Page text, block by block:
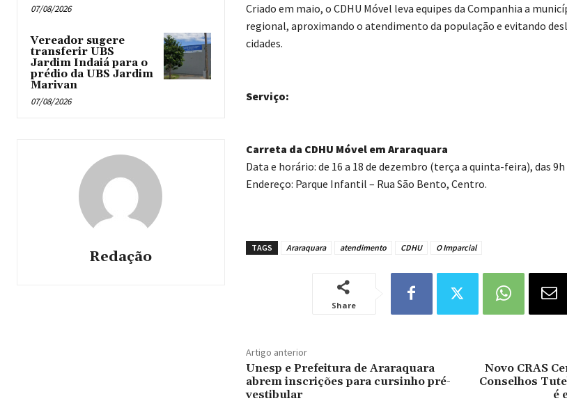
07/08/2026
Vereador sugere
transferir UBS
Jardim Indaiá para o
prédio da UBS Jardim
Marivan
07/08/2026
Redação
Criado em maio, o CDHU Móvel leva equipes da Companhia a
regional, aproximando o atendimento da população e evitando
cidades.
Serviço:
Carreta da CDHU Móvel em Araraquara
Data e horário: de 16 a 18 de dezembro (terça a quinta-feira), das 9h
Endereço: Parque Infantil – Rua São Bento, Centro.
TAGS Araraquara atendimento CDHU O Imparcial
Share
Artigo anterior
Unesp e Prefeitura de Araraquara
abrem inscrições para cursinho pré-
vestibular
Novo CRAS
Conselhos
é